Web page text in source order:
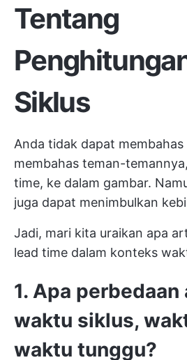
Tentang
Siklus
Anda tidak dapat
membahas teman-
time, ke dalam gambar.
juga dapat menimbulkan
Jadi, mari kita uraikan apa
lead time dalam konteks
1. Apa perbedaan
waktu siklus,
waktu tunggu?